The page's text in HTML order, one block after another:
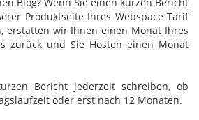
Produktseite Ihres Webspace Tarif
erstatten wir Ihnen einen Monat Ihres
zurück und Sie Hosten einen Monat
Bericht jederzeit schreiben, ob
oder erst nach 12 Monaten.